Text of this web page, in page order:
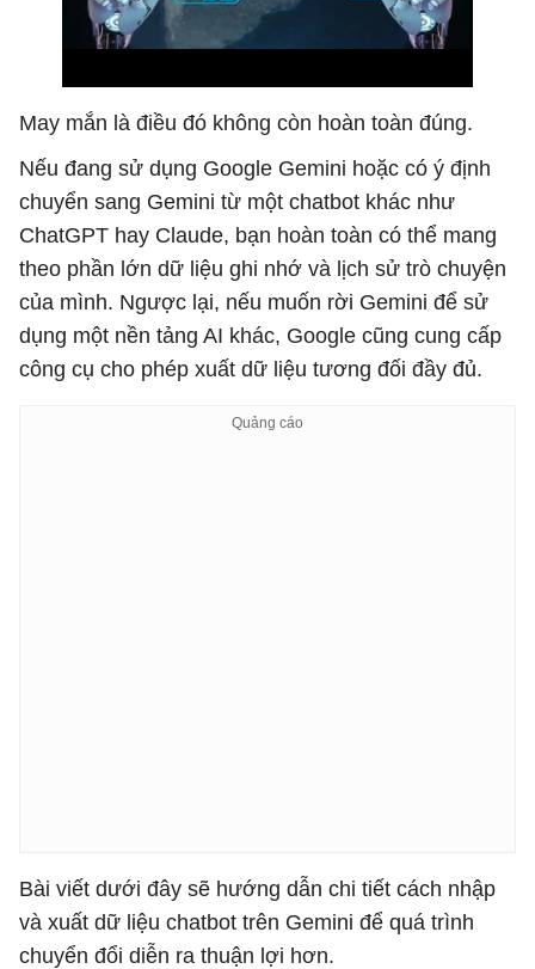
May mắn là điều đó không còn hoàn toàn đúng.
Nếu đang sử dụng Google Gemini hoặc có ý định
chuyển sang Gemini từ một chatbot khác như
ChatGPT hay Claude, bạn hoàn toàn có thể mang
theo phần lớn dữ liệu ghi nhớ và lịch sử trò chuyện
của mình. Ngược lại, nếu muốn rời Gemini để sử
dụng một nền tảng AI khác, Google cũng cung cấp
công cụ cho phép xuất dữ liệu tương đối đầy đủ.
Bài viết dưới đây sẽ hướng dẫn chi tiết cách nhập
và xuất dữ liệu chatbot trên Gemini để quá trình
chuyển đổi diễn ra thuận lợi hơn.